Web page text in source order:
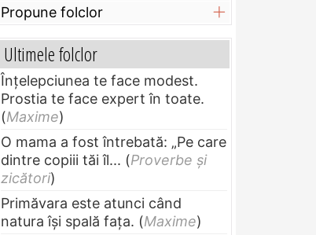
Propune folclor
Ultimele folclor
Înțelepciunea te face modest.
Prostia te face expert în toate.
(Maxime)
O mama a fost întrebată: „Pe care
dintre copiii tăi îl... (Proverbe și
zicători)
Primăvara este atunci când
natura își spală fața. (Maxime)